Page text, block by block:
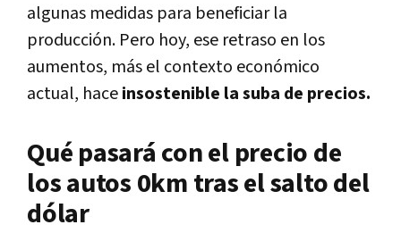
algunas medidas para beneficiar la
producción. Pero hoy, ese retraso en los
aumentos, más el contexto económico
actual, haceinsostenible la suba de precios.
Qué pasará con el precio de
los autos 0km tras el salto del
dólar